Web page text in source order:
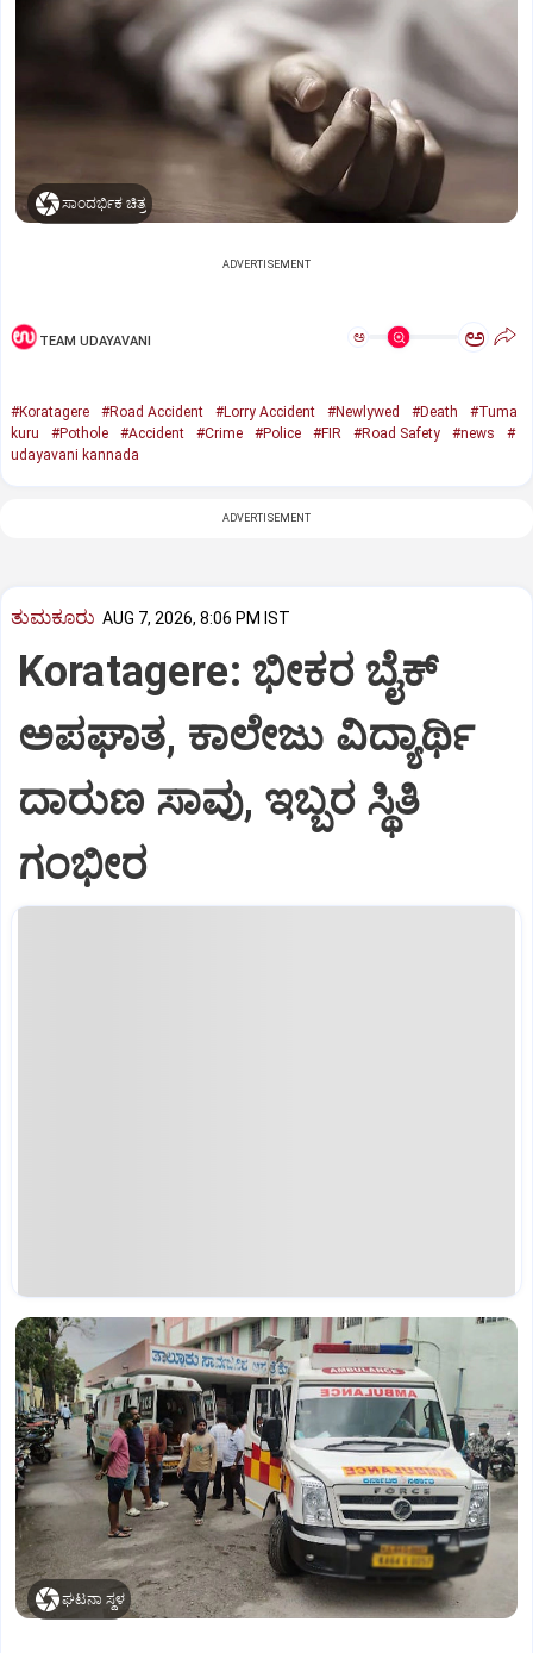
ಸಾಂದರ್ಭಿಕ ಚಿತ್ರ
ADVERTISEMENT
TEAM UDAYAVANI ಅ ಅ
#Koratagere #Road Accident #Lorry Accident #Newlywed #Death
#Tuma
kuru
#Pothole #Accident #Crime #Police #FIR #Road Safety #news
#
udayavani kannada
ADVERTISEMENT
ತುಮಕೂರು AUG 7, 2026, 8:06 PM IST
Koratagere: ಭೀಕರ ಬೈಕ್
ಅಪಘಾತ, ಕಾಲೇಜು ವಿದ್ಯಾರ್ಥಿ
ದಾರುಣ ಸಾವು, ಇಬ್ಬರ ಸ್ಥಿತಿ
ಗಂಭೀರ
ಘಟನಾ ಸ್ಥಳ